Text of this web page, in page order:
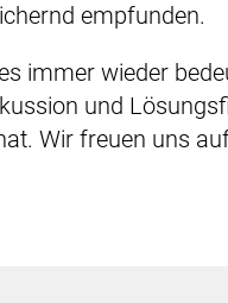
empfunden.
immer wieder
und
Wir freuen uns